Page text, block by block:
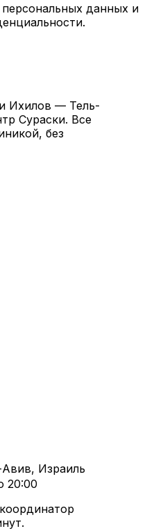
персональных данных и
.
Ихилов — Тель-
Сураски. Все
без
Израиль
20:00